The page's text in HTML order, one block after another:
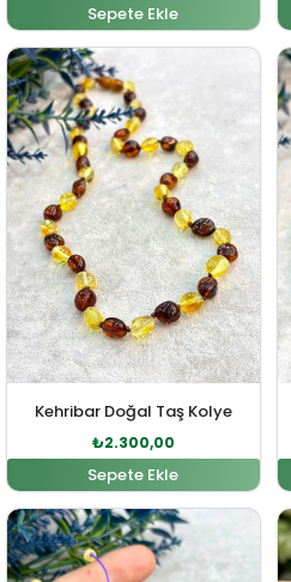
Sepete Ekle
Kehribar Doğal Taş Kolye
Orijinal fiyat: ₺2.530,00.
₺2.300,00
Şu andaki
Sepete Ekle
Orijinal fiyat: ₺898,00.
Şu andaki fiyat: